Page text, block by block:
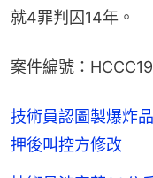
就4罪判囚14年。
案件編號：
技術員認圖製爆
押後叫控方修改